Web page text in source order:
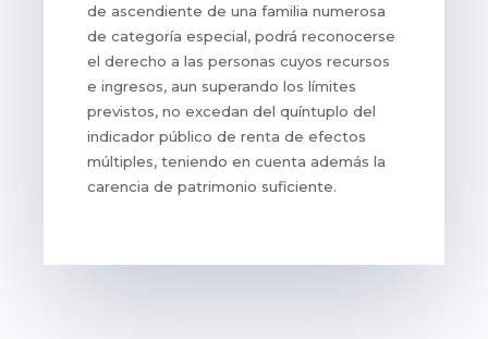
de ascendiente de una familia numerosa
de categoría especial, podrá reconocerse
el derecho a las personas cuyos recursos
e ingresos, aun superando los límites
previstos, no excedan del quíntuplo del
indicador público de renta de efectos
múltiples, teniendo en cuenta además la
carencia de patrimonio suficiente.